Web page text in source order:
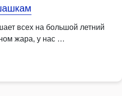
всех на большой летний
жара, у нас …